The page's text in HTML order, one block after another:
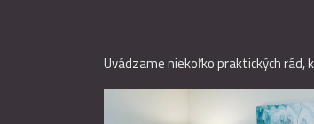
Uvádzame niekoľko praktických rád,